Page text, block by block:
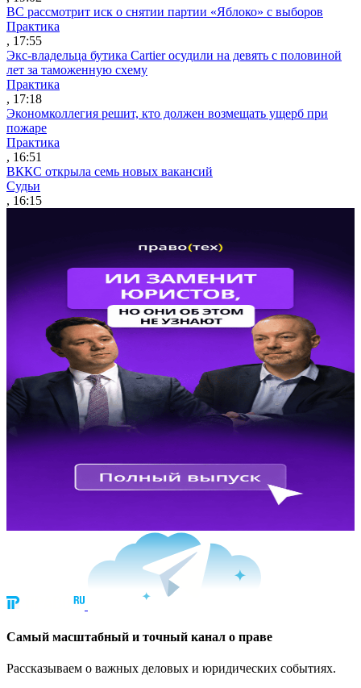
ВС рассмотрит иск о снятии партии «Яблоко» с выборов
Практика
, 17:55
Экс-владельца бутика Cartier осудили на девять с половиной
лет за таможенную схему
Практика
, 17:18
Экономколлегия решит, кто должен возмещать ущерб при
пожаре
Практика
, 16:51
ВККС открыла семь новых вакансий
Судьи
, 16:15
Cамый масштабный и точный канал о праве
Рассказываем о важных деловых и юридических событиях.